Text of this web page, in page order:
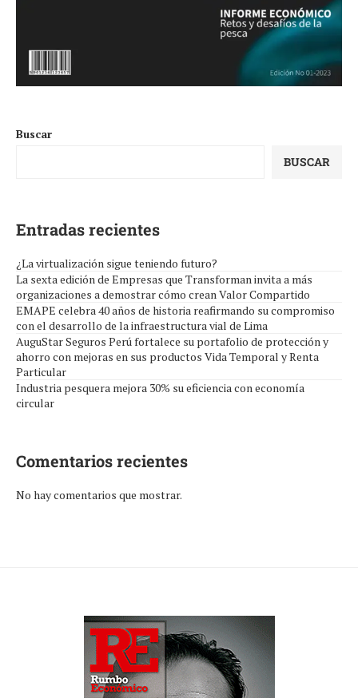
Buscar
BUSCAR
Entradas recientes
¿La virtualización sigue teniendo futuro?
La sexta edición de Empresas que Transforman invita a más
organizaciones a demostrar cómo crean Valor Compartido
EMAPE celebra 40 años de historia reafirmando su compromiso
con el desarrollo de la infraestructura vial de Lima
AuguStar Seguros Perú fortalece su portafolio de protección y
ahorro con mejoras en sus productos Vida Temporal y Renta
Particular
Industria pesquera mejora 30% su eficiencia con economía
circular
Comentarios recientes
No hay comentarios que mostrar.